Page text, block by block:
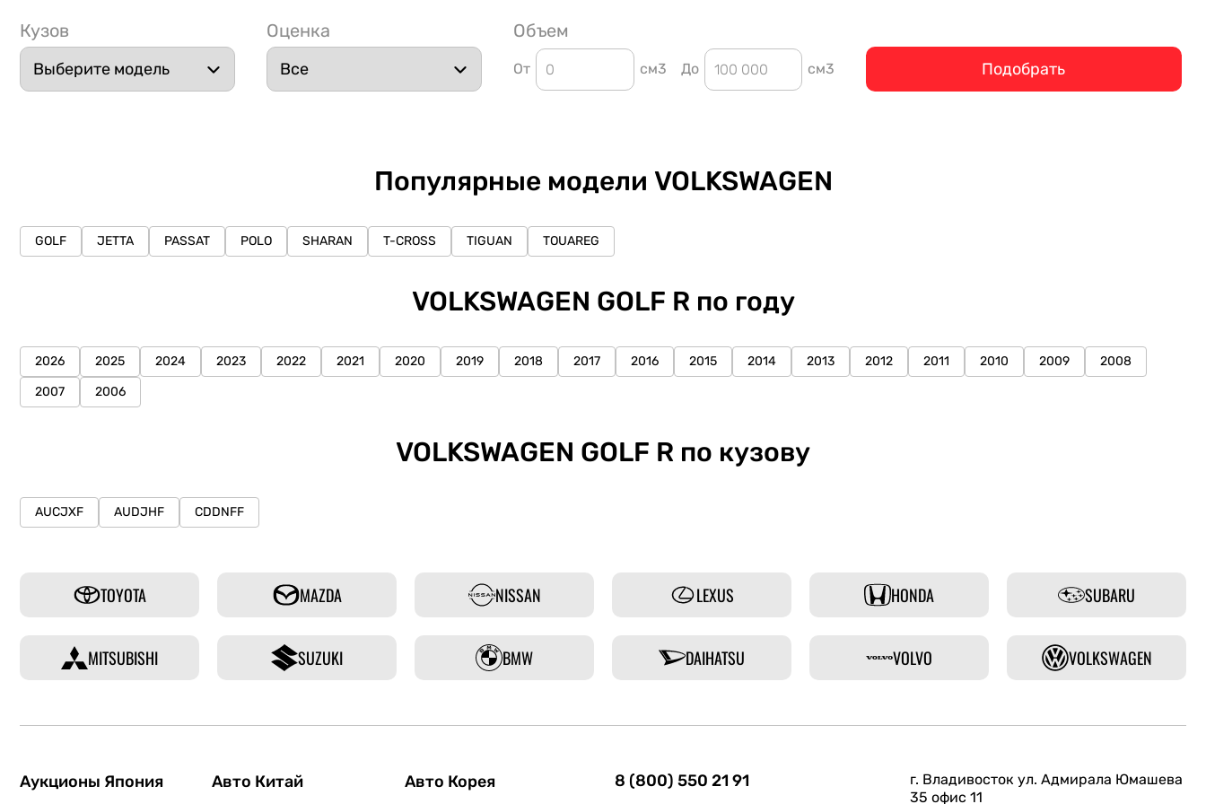
Кузов Оценка Объем
От см3 До см3 Подобрать
Популярные модели VOLKSWAGEN
GOLF JETTA PASSAT POLO SHARAN T-CROSS TIGUAN TOUAREG
VOLKSWAGEN GOLF R по году
2026 2025 2024 2023 2022 2021 2020 2019 2018 2017 2016 2015 2014 2013 2012 2011 2010 2009
2008
2007
2006
VOLKSWAGEN GOLF R по кузову
AUCJXF AUDJHF CDDNFF
TOYOTA MAZDA NISSAN LEXUS HONDA SUBARU
MITSUBISHI SUZUKI BMW DAIHATSU VOLVO VOLKSWAGEN
Аукционы Япония Авто Китай Авто Корея
8 (800) 550 21 91
г. Владивосток ул. Адмирала Юмашева
35 офис 11